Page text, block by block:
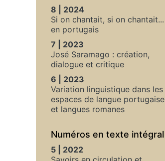
8 | 2024
Si on chantait, si on chantait...
en portugais
7 | 2023
José Saramago : création,
dialogue et critique
6 | 2023
Variation linguistique dans les
espaces de langue portugaise
et langues romanes
Numéros en texte intégral
5 | 2022